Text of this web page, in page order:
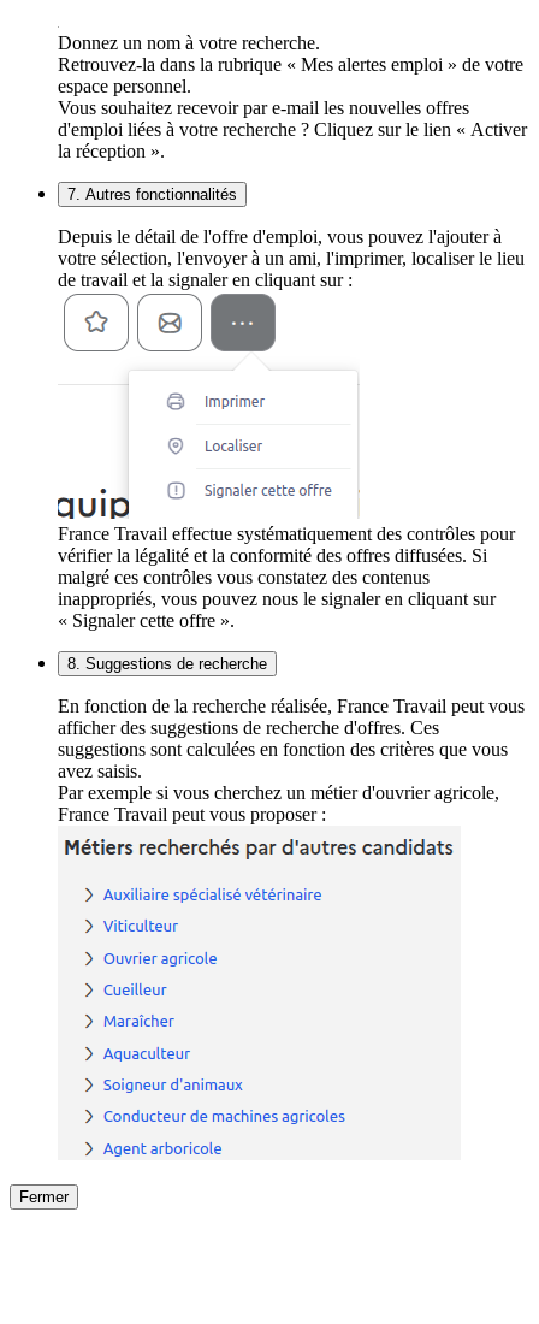
Donnez un nom à votre recherche.
Retrouvez-la dans la rubrique « Mes alertes emploi » de votre
espace personnel.
Vous souhaitez recevoir par e-mail les nouvelles offres
d'emploi liées à votre recherche ? Cliquez sur le lien « Activer
la réception ».
7. Autres fonctionnalités
Depuis le détail de l'offre d'emploi, vous pouvez l'ajouter à
votre sélection, l'envoyer à un ami, l'imprimer, localiser le lieu
de travail et la signaler en cliquant sur :
France Travail effectue systématiquement des contrôles pour
vérifier la légalité et la conformité des offres diffusées. Si
malgré ces contrôles vous constatez des contenus
inappropriés, vous pouvez nous le signaler en cliquant sur
« Signaler cette offre ».
8. Suggestions de recherche
En fonction de la recherche réalisée, France Travail peut vous
afficher des suggestions de recherche d'offres. Ces
suggestions sont calculées en fonction des critères que vous
avez saisis.
Par exemple si vous cherchez un métier d'ouvrier agricole,
France Travail peut vous proposer :
Fermer